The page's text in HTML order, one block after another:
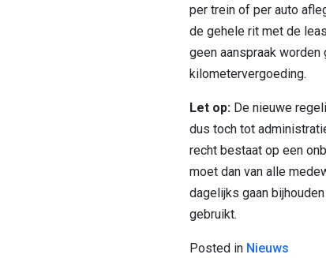
per trein of per auto
de gehele rit met de
geen aanspraak
kilometervergoeding.
Let op:De nieuwe
dus toch tot
recht bestaat op een
moet dan van alle
dagelijks gaan
gebruikt.
Posted in Nieuws